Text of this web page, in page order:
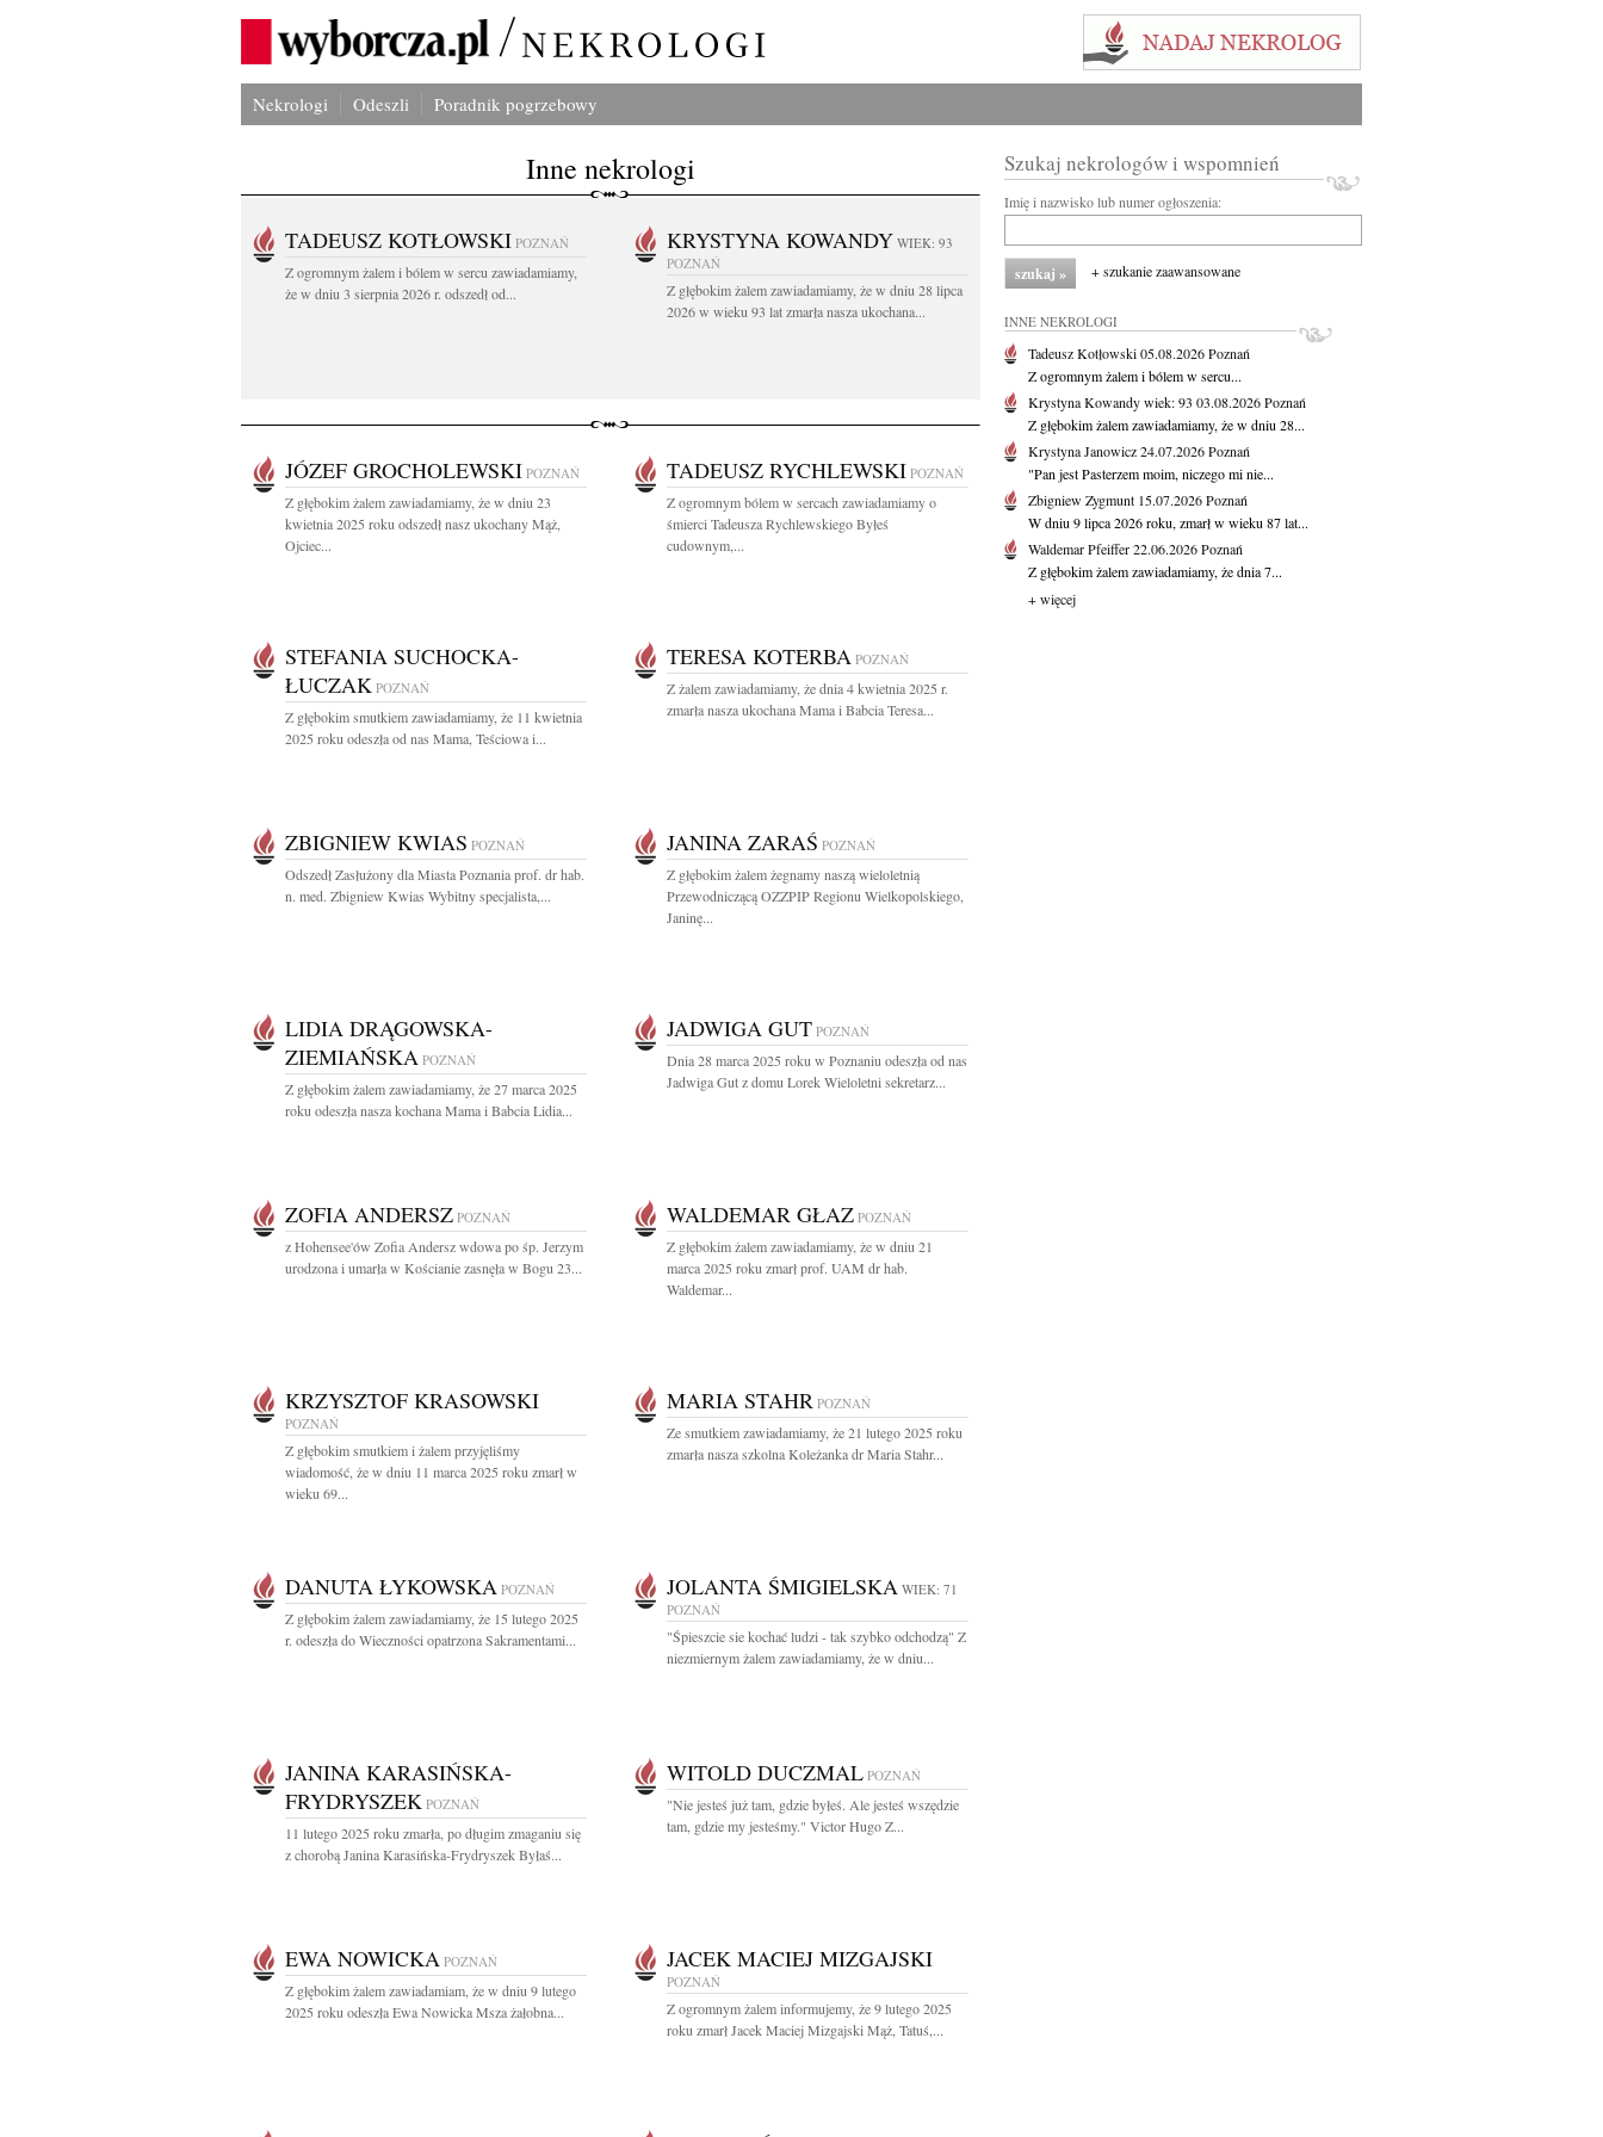
Nekrologi Odeszli Poradnik pogrzebowy
Inne nekrologi
TADEUSZ KOTŁOWSKI POZNAŃ
Z ogromnym żalem i bólem w sercu zawiadamiamy,
że w dniu 3 sierpnia 2026 r. odszedł od...
KRYSTYNA KOWANDY WIEK: 93
POZNAŃ
Z głębokim żalem zawiadamiamy, że w dniu 28 lipca
2026 w wieku 93 lat zmarła nasza ukochana...
JÓZEF GROCHOLEWSKI POZNAŃ
Z głębokim żalem zawiadamiamy, że w dniu 23
kwietnia 2025 roku odszedł nasz ukochany Mąż,
Ojciec...
TADEUSZ RYCHLEWSKI POZNAŃ
Z ogromnym bólem w sercach zawiadamiamy o
śmierci Tadeusza Rychlewskiego Byłeś
cudownym,...
STEFANIA SUCHOCKA-
ŁUCZAK POZNAŃ
Z głębokim smutkiem zawiadamiamy, że 11 kwietnia
2025 roku odeszła od nas Mama, Teściowa i...
TERESA KOTERBA POZNAŃ
Z żalem zawiadamiamy, że dnia 4 kwietnia 2025 r.
zmarła nasza ukochana Mama i Babcia Teresa...
ZBIGNIEW KWIAS POZNAŃ
Odszedł Zasłużony dla Miasta Poznania prof. dr hab.
n. med. Zbigniew Kwias Wybitny specjalista,...
JANINA ZARAŚ POZNAŃ
Z głębokim żalem żegnamy naszą wieloletnią
Przewodniczącą OZZPIP Regionu Wielkopolskiego,
Janinę...
LIDIA DRĄGOWSKA-
ZIEMIAŃSKA POZNAŃ
Z głębokim żalem zawiadamiamy, że 27 marca 2025
roku odeszła nasza kochana Mama i Babcia Lidia...
JADWIGA GUT POZNAŃ
Dnia 28 marca 2025 roku w Poznaniu odeszła od nas
Jadwiga Gut z domu Lorek Wieloletni sekretarz...
ZOFIA ANDERSZ POZNAŃ
z Hohensee'ów Zofia Andersz wdowa po śp. Jerzym
urodzona i umarła w Kościanie zasnęła w Bogu 23...
WALDEMAR GŁAZ POZNAŃ
Z głębokim żalem zawiadamiamy, że w dniu 21
marca 2025 roku zmarł prof. UAM dr hab.
Waldemar...
KRZYSZTOF KRASOWSKI
POZNAŃ
Z głębokim smutkiem i żalem przyjęliśmy
wiadomość, że w dniu 11 marca 2025 roku zmarł w
wieku 69...
MARIA STAHR POZNAŃ
Ze smutkiem zawiadamiamy, że 21 lutego 2025 roku
zmarła nasza szkolna Koleżanka dr Maria Stahr...
DANUTA ŁYKOWSKA POZNAŃ
Z głębokim żalem zawiadamiamy, że 15 lutego 2025
r. odeszła do Wieczności opatrzona Sakramentami...
JOLANTA ŚMIGIELSKA WIEK: 71
POZNAŃ
"Śpieszcie sie kochać ludzi - tak szybko odchodzą" Z
niezmiernym żalem zawiadamiamy, że w dniu...
JANINA KARASIŃSKA-
FRYDRYSZEK POZNAŃ
11 lutego 2025 roku zmarła, po długim zmaganiu się
z chorobą Janina Karasińska-Frydryszek Byłaś...
WITOLD DUCZMAL POZNAŃ
"Nie jesteś już tam, gdzie byłeś. Ale jesteś wszędzie
tam, gdzie my jesteśmy." Victor Hugo Z...
EWA NOWICKA POZNAŃ
Z głębokim żalem zawiadamiam, że w dniu 9 lutego
2025 roku odeszła Ewa Nowicka Msza żałobna...
JACEK MACIEJ MIZGAJSKI
POZNAŃ
Z ogromnym żalem informujemy, że 9 lutego 2025
roku zmarł Jacek Maciej Mizgajski Mąż, Tatuś,...
Szukaj nekrologów i wspomnień
Imię i nazwisko lub numer ogłoszenia:
+ szukanie zaawansowane
INNE NEKROLOGI
Tadeusz Kotłowski05.08.2026Poznań
Z ogromnym żalem i bólem w sercu...
Krystyna Kowandywiek: 93 03.08.2026Poznań
Z głębokim żalem zawiadamiamy, że w dniu 28...
Krystyna Janowicz24.07.2026Poznań
"Pan jest Pasterzem moim, niczego mi nie...
Zbigniew Zygmunt 15.07.2026Poznań
W dniu 9 lipca 2026 roku, zmarł w wieku 87 lat...
Waldemar Pfeiffer22.06.2026Poznań
Z głębokim żalem zawiadamiamy, że dnia 7...
+ więcej